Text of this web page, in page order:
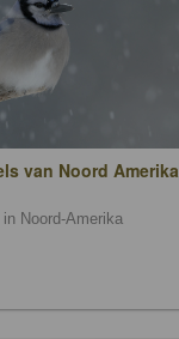
van Noord Amerika
Noord-Amerika